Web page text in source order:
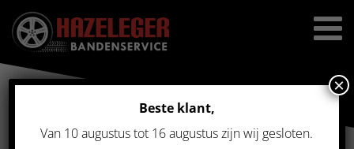
Home>Gebruikte velgen >Originele set BMW styling 236 17 inch
Beste klant,
Van 10 augustus tot 16 augustus zijn wij gesloten.
×